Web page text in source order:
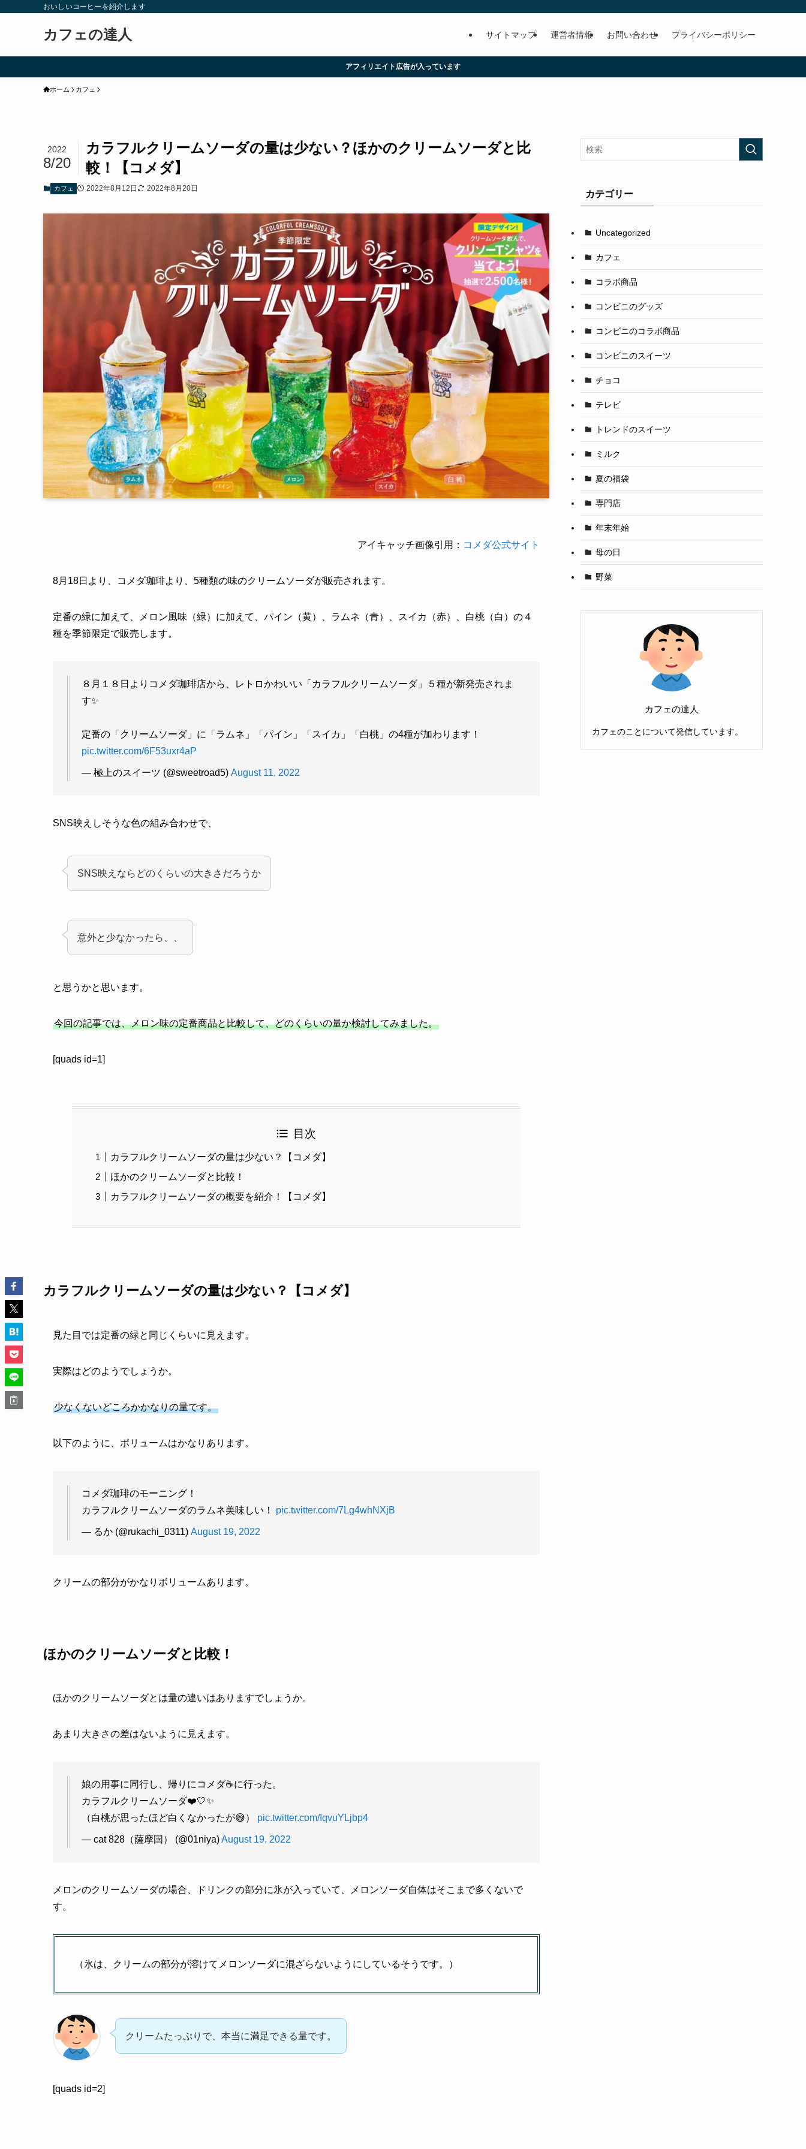
おいしいコーヒーを紹介します
カフェの達人 サイトマップ 運営者情報 お問い合わせ プライバシーポリシー
アフィリエイト広告が入っています
ホーム カフェ
カラフルクリームソーダの量は少ない？ほかのクリームソーダと比
較！【コメダ】
2022
8/20
カフェ 2022年8月12日 2022年8月20日
アイキャッチ画像引用： コメダ公式サイト
8月18日より、コメダ珈琲より、5種類の味のクリームソーダが販売されます。
定番の緑に加えて、メロン風味（緑）に加えて、パイン（黄）、ラムネ（青）、スイカ（赤）、白桃（白）の４
種を季節限定で販売します。
８月１８日よりコメダ珈琲店から、レトロかわいい「カラフルクリームソーダ」５種が新発売されま
す✨
定番の「クリームソーダ」に「ラムネ」「パイン」「スイカ」「白桃」の4種が加わります！
pic.twitter.com/6F53uxr4aP
— 極上のスイーツ (@sweetroad5) August 11, 2022
SNS映えしそうな色の組み合わせで、
SNS映えならどのくらいの大きさだろうか
意外と少なかったら、、
と思うかと思います。
今回の記事では、メロン味の定番商品と比較して、どのくらいの量か検討してみました。
[quads id=1]
目次
カラフルクリームソーダの量は少ない？【コメダ】
ほかのクリームソーダと比較！
カラフルクリームソーダの概要を紹介！【コメダ】
カラフルクリームソーダの量は少ない？【コメダ】
見た目では定番の緑と同じくらいに見えます。
実際はどのようでしょうか。
少なくないどころかかなりの量です。
以下のように、ボリュームはかなりあります。
コメダ珈琲のモーニング！
カラフルクリームソーダのラムネ美味しい！ pic.twitter.com/7Lg4whNXjB
— るか (@rukachi_0311) August 19, 2022
クリームの部分がかなりボリュームあります。
ほかのクリームソーダと比較！
ほかのクリームソーダとは量の違いはありますでしょうか。
あまり大きさの差はないように見えます。
娘の用事に同行し、帰りにコメダ☕️に行った。
カラフルクリームソーダ❤️🤍✨
（白桃が思ったほど白くなかったが😅） pic.twitter.com/IqvuYLjbp4
— cat 828（薩摩国） (@01niya)August 19, 2022
メロンのクリームソーダの場合、ドリンクの部分に氷が入っていて、メロンソーダ自体はそこまで多くないで
す。
（氷は、クリームの部分が溶けてメロンソーダに混ざらないようにしているそうです。）
クリームたっぷりで、本当に満足できる量です。
[quads id=2]
カテゴリー
Uncategorized
カフェ
コラボ商品
コンビニのグッズ
コンビニのコラボ商品
コンビニのスイーツ
チョコ
テレビ
トレンドのスイーツ
ミルク
夏の福袋
専門店
年末年始
母の日
野菜
カフェの達人
カフェのことについて発信しています。